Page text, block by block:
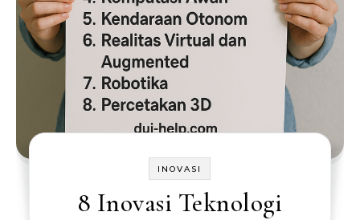
INOVASI
8 Inovasi Teknologi